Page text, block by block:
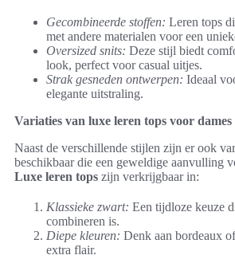
Gecombineerde stoffen: Leren tops
met andere materialen voor een
Oversized snits: Deze stijl biedt
look, perfect voor casual uitjes.
Strak gesneden ontwerpen: Ideaal
elegante uitstraling.
Variaties van luxe leren tops voor dames
Naast de verschillende stijlen zijn er ook
beschikbaar die een geweldige aanvulling
Luxe leren tops zijn verkrijgbaar in:
Klassieke zwart: Een tijdloze keuze
combineren is.
Diepe kleuren: Denk aan bordeaux
extra flair.